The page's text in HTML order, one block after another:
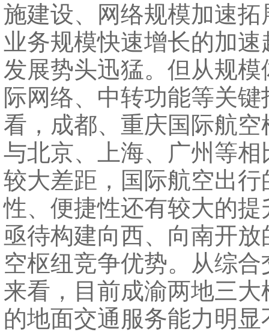
施建设、网络规模加速拓
业务规模快速增长的加速
发展势头迅猛。但从规模
际网络、中转功能等关键
看，成都、重庆国际航空
与北京、上海、广州等相
较大差距，国际航空出行
性、便捷性还有较大的提
亟待构建向西、向南开放
空枢纽竞争优势。从综合
来看，目前成渝两地三大
的地面交通服务能力明显